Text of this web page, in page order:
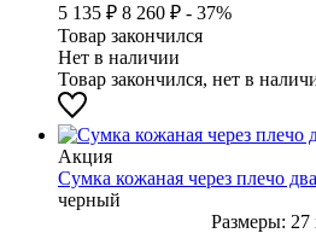
5 135 ₽ 8 260 ₽ - 37%
Товар закончился
Нет в наличии
Товар закончился, нет в
Акция
Сумка кожаная через плечо
черный
Размеры: 27